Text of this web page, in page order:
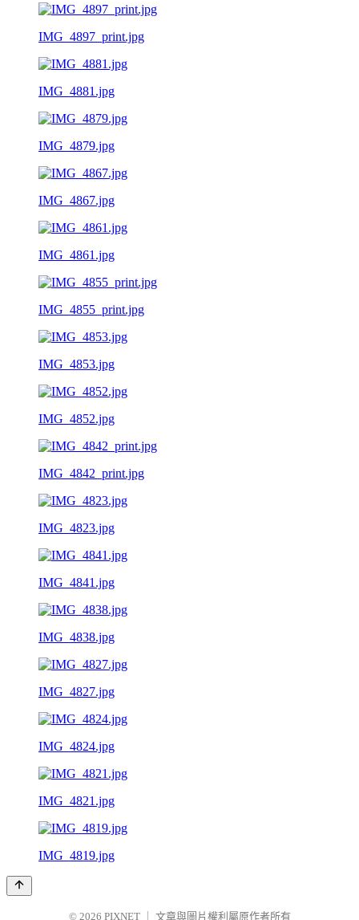
IMG_4897_print.jpg
IMG_4881.jpg
IMG_4879.jpg
IMG_4867.jpg
IMG_4861.jpg
IMG_4855_print.jpg
IMG_4853.jpg
IMG_4852.jpg
IMG_4842_print.jpg
IMG_4823.jpg
IMG_4841.jpg
IMG_4838.jpg
IMG_4827.jpg
IMG_4824.jpg
IMG_4821.jpg
IMG_4819.jpg
© 2026 PIXNET 文章與圖片權利屬原作者所有